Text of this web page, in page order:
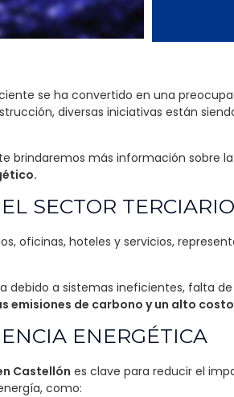
se ha convertido en una
diversas iniciativas están
te brindaremos más información sobre
SECTOR TERCIARIO
oficinas, hoteles y servicios,
debido a sistemas ineficientes, falta
emisiones de carbono y un alto
ENERGÉTICA
Castellón es clave para reducir el
como: